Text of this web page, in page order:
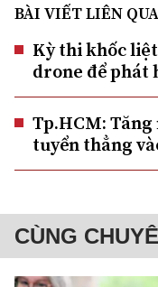
BÀI VIẾT LIÊN
Kỳ thi khốc
drone để phát
Tp.HCM:
tuyển thẳng
CÙNG